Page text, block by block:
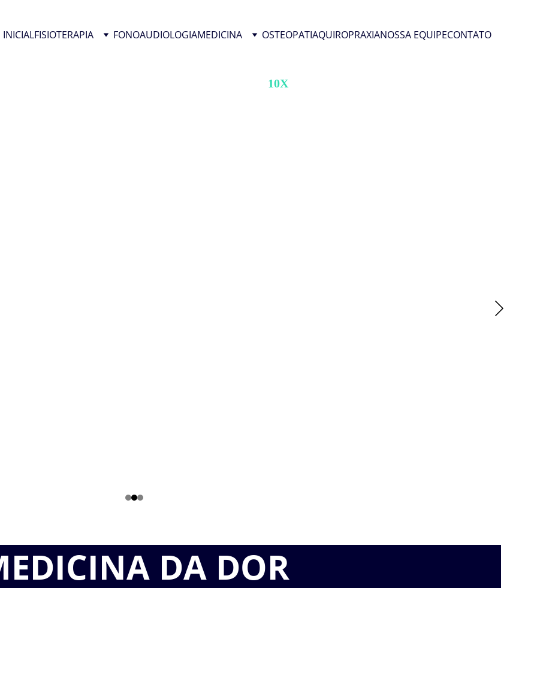
INICIALFISIOTERAPIA FONOAUDIOLOGIAMEDICINA OSTEOPATIAQUIROPRAXIANOSSA EQUIPECONTATO
10X no cartão
DA DOR